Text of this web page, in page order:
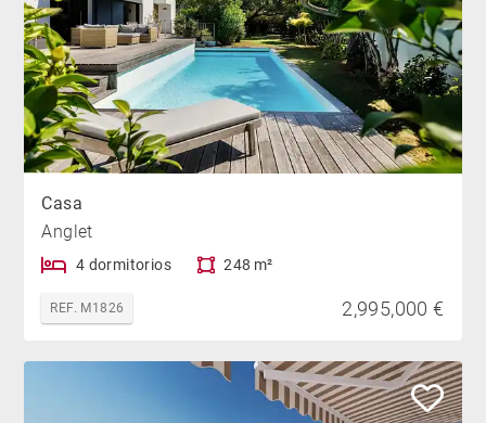
Casa
Anglet
4 dormitorios 248 m²
REF. M1826 2,995,000 €